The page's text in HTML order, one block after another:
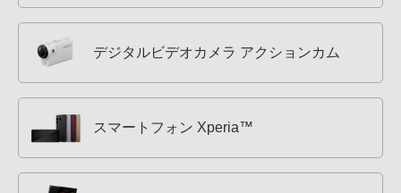
デジタルビデオカメラ アクションカム
スマートフォン Xperia™